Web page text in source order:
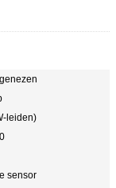
leiden)
sensor